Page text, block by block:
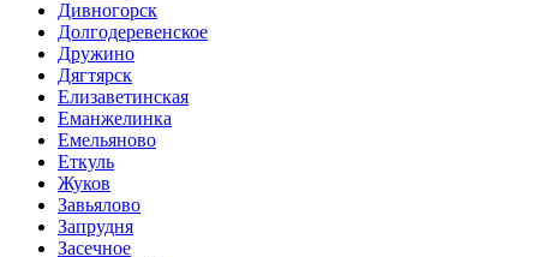
Дивногорск
Долгодеревенское
Дружино
Дягтярск
Елизаветинская
Еманжелинка
Емельяново
Еткуль
Жуков
Завьялово
Запрудня
Засечное